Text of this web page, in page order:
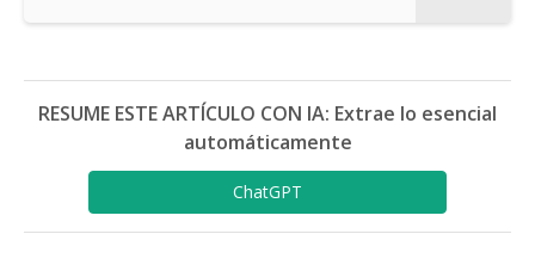
RESUME ESTE ARTÍCULO CON IA: Extrae lo esencial
automáticamente
ChatGPT